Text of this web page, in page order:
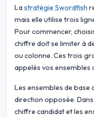
Lastratégie Swordfish
mais elle utilise trois
Pour commencer,
chiffre doit se limiter à
ou colonne. Ces trois
appelés vos ensembles
Les ensembles de base
direction opposée. Dans
chiffre candidat et les